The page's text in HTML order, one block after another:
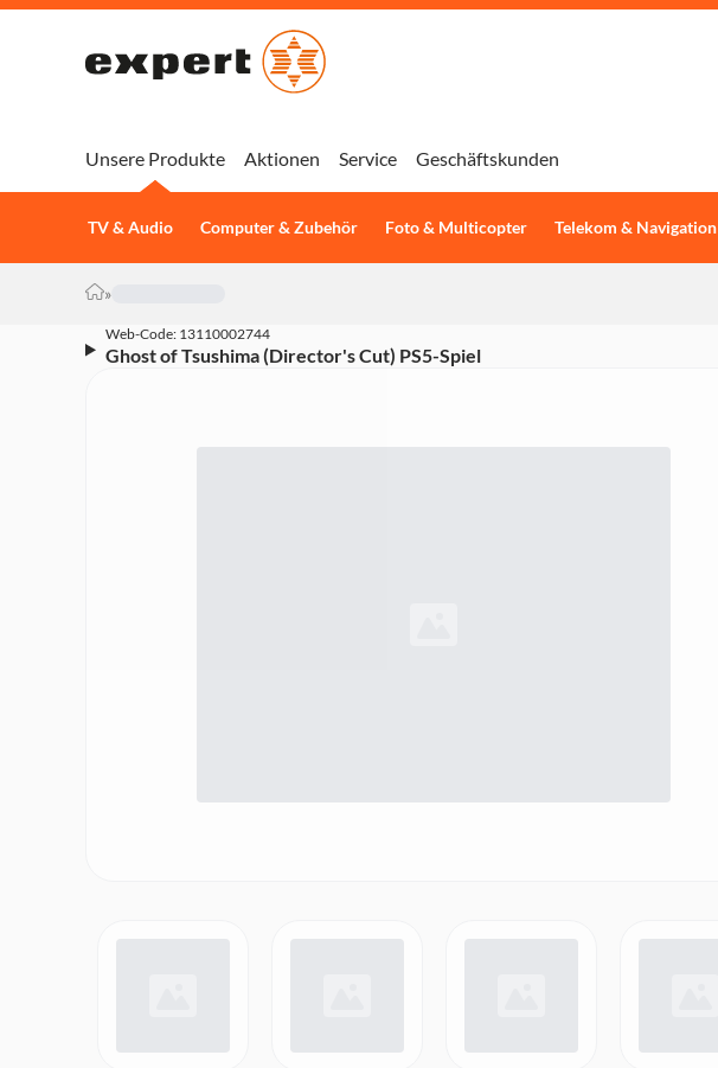
Unsere Produkte
TV & Audio Computer & Zubehör Foto & Multicopter Telekom & Navigation
Aktionen Service Geschäftskunden
»
Web-Code: 13110002744
Ghost of Tsushima (Director's Cut) PS5-Spiel